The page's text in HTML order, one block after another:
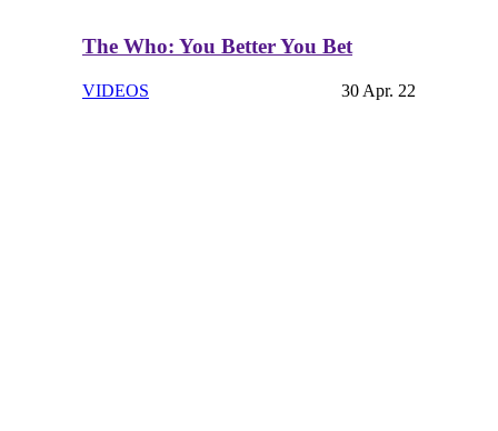
The Who: You Better You Bet
VIDEOS 30 Apr. 22